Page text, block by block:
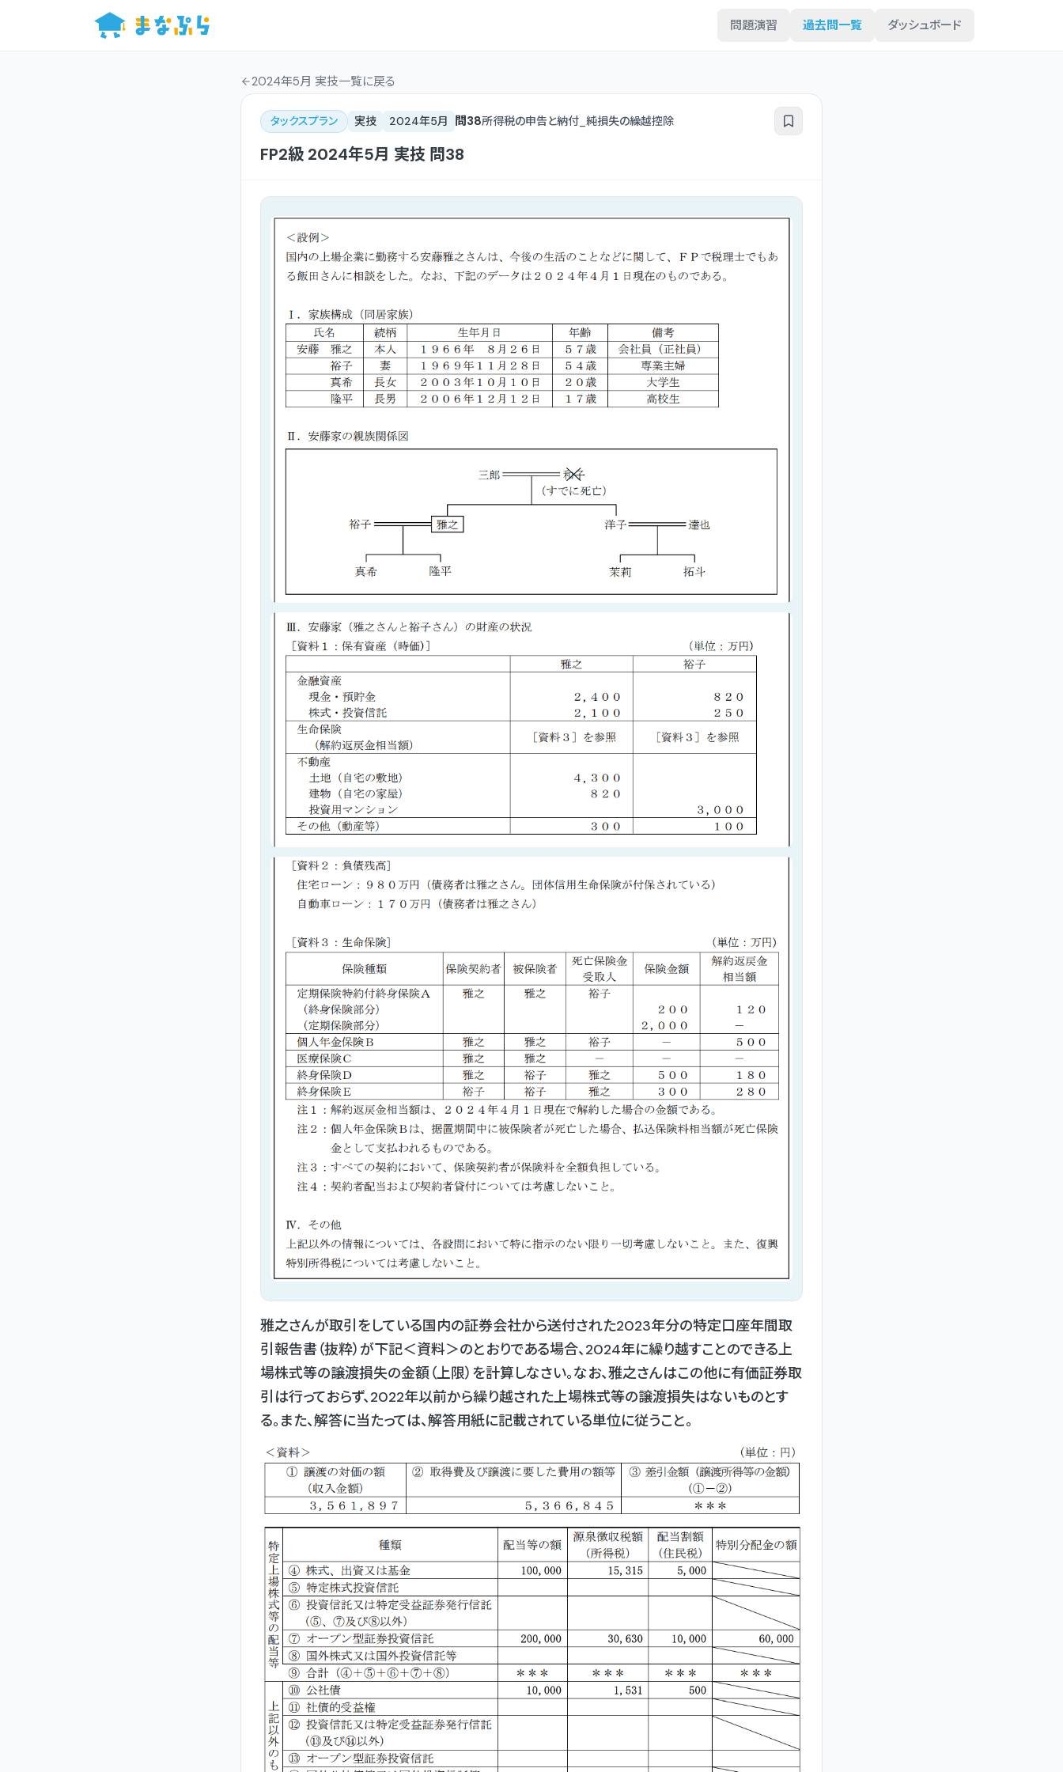
問題演習 過去問一覧 ダッシュボード
2024年5月 実技一覧に戻る
タックスプラン 実技 2024年5月 問38所得税の申告と納付_純損失の繰越控除
FP2級 2024年5月 実技 問38
雅之さんが取引をしている国内の証券会社から送付された2023年分の特定口座年間取
引報告書（抜粋）が下記＜資料＞のとおりである場合、2024年に繰り越すことのできる上
場株式等の譲渡損失の金額（上限）を計算しなさい。なお、雅之さんはこの他に有価証券取
引は行っておらず、2022年以前から繰り越された上場株式等の譲渡損失はないものとす
る。また、解答に当たっては、解答用紙に記載されている単位に従うこと。